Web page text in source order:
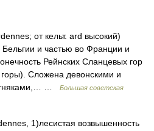
от кельт. ard высокий)
и частью во Франции и
Рейнских Сланцевых гор
Сложена девонскими и
…
Большая советская
1)лесистая возвышенность